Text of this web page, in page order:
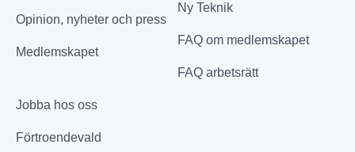
Opinion, nyheter och press
Medlemskapet
Ny Teknik
FAQ om medlemskapet
FAQ arbetsrätt
Jobba hos oss
Förtroendevald